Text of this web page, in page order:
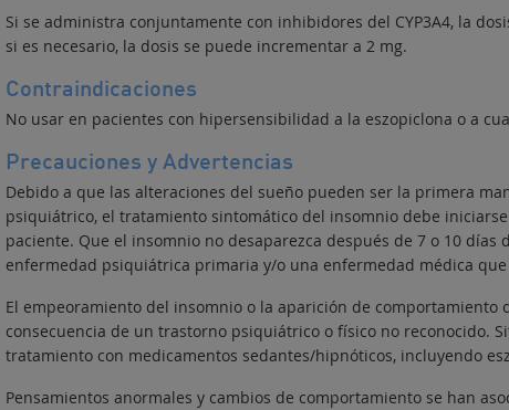
Si se administra conjuntamente con inhibidores del CYP3A4, la
si es necesario, la dosis se puede incrementar a 2 mg.
Contraindicaciones
No usar en pacientes con hipersensibilidad a la eszopiclona o a
Precauciones y Advertencias
Debido a que las alteraciones del sueño pueden ser la primera
psiquiátrico, el tratamiento sintomático del insomnio debe
paciente. Que el insomnio no desaparezca después de 7 o 10
enfermedad psiquiátrica primaria y/o una enfermedad médica
El empeoramiento del insomnio o la aparición de comportamiento
consecuencia de un trastorno psiquiátrico o físico no reconocido.
tratamiento con medicamentos sedantes/hipnóticos, incluyendo
Pensamientos anormales y cambios de comportamiento se han